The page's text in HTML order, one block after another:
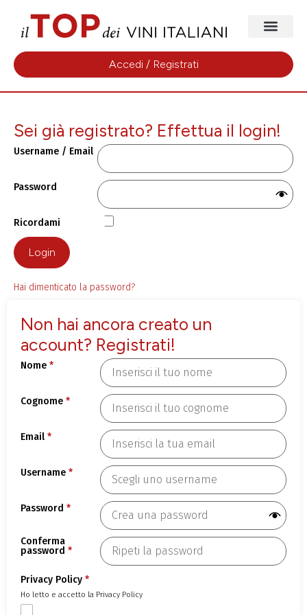
Accedi / Registrati
Sei già registrato? Effettua il login!
Username / Email
Password
Ricordami
Login
Hai dimenticato la password?
Non hai ancora creato un
account? Registrati!
Nome *
Cognome *
Email *
Username *
Password *
Conferma
password *
Privacy Policy *
Ho letto e accetto la Privacy Policy